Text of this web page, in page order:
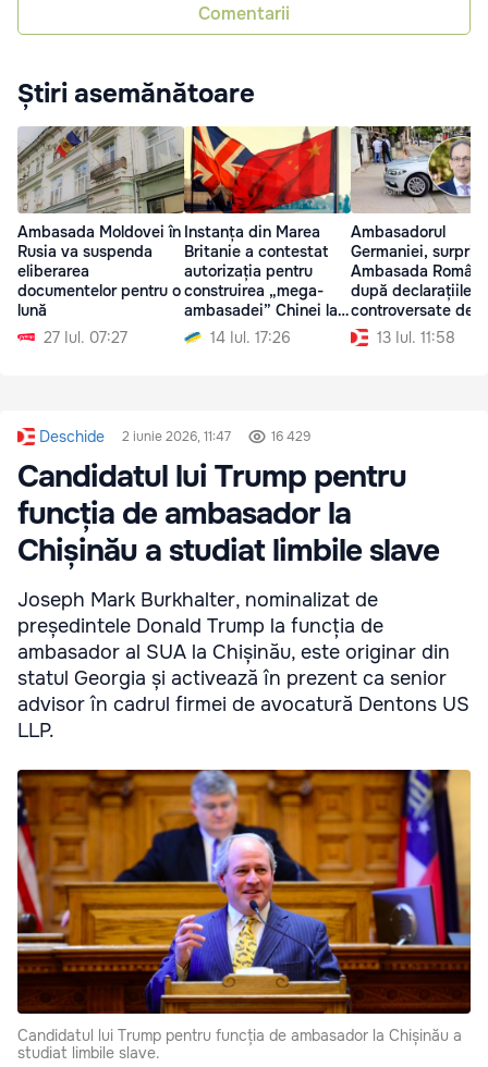
Comentarii
Știri asemănătoare
Ambasada Moldovei în
Rusia va suspenda
eliberarea
documentelor pentru o
lună
27 Iul. 07:27
Instanța din Marea
Britanie a contestat
autorizația pentru
construirea „mega-
ambasadei” Chinei la
Londra14 Iul. 17:26
Ambasadorul
Germaniei,
Ambasada
după declarațiile
controversate
Moldova
13 Iul. 11:58
Deschide 2 iunie 2026, 11:47 16 429
Candidatul lui Trump pentru
funcția de ambasador la
Chișinău a studiat limbile slave
Joseph Mark Burkhalter, nominalizat de
președintele Donald Trump la funcția de
ambasador al SUA la Chișinău, este originar din
statul Georgia și activează în prezent ca senior
advisor în cadrul firmei de avocatură Dentons US
LLP.
Candidatul lui Trump pentru funcția de ambasador la Chișinău a
studiat limbile slave.